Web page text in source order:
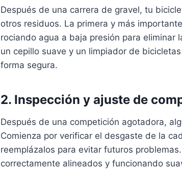
Después de una carrera de gravel, tu
otros residuos. La primera y más
rociando agua a baja presión para
un cepillo suave y un limpiador de
forma segura.
2. Inspección y ajuste de
Después de una competición agotadora,
Comienza por verificar el desgaste de la
reemplázalos para evitar futuros
correctamente alineados y funcionando